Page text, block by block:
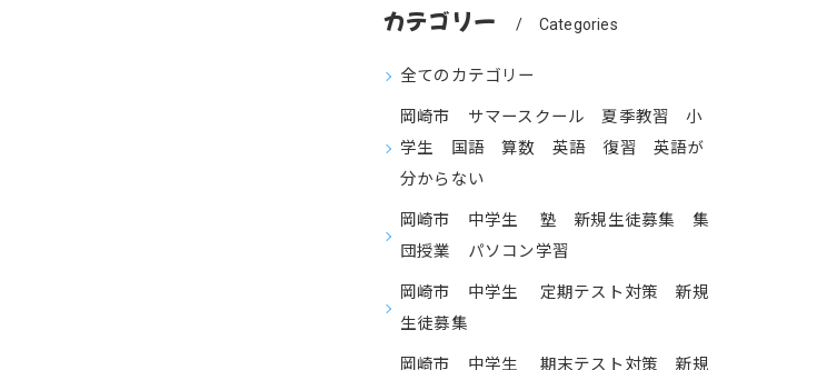
カテゴリー Categories
全てのカテゴリー
岡崎市 サマースクール 夏季教習 小
学生 国語 算数 英語 復習 英語が
分からない
岡崎市 中学生 塾 新規生徒募集 集
団授業 パソコン学習
岡崎市 中学生 定期テスト対策 新規
生徒募集
岡崎市 中学生 期末テスト対策 新規